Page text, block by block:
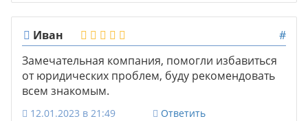
Иван
#
Замечательная компания, помогли избавиться
от юридических проблем, буду рекомендовать
всем знакомым.
12.01.2023 в 21:49 Ответить